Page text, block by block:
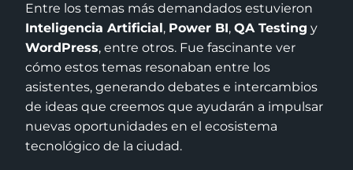
Entre los temas más demandados estuvieron
Inteligencia Artificial, Power BI,QA Testing y
WordPress, entre otros. Fue fascinante ver
cómo estos temas resonaban entre los
asistentes, generando debates e intercambios
de ideas que creemos que ayudarán a impulsar
nuevas oportunidades en el ecosistema
tecnológico de la ciudad.